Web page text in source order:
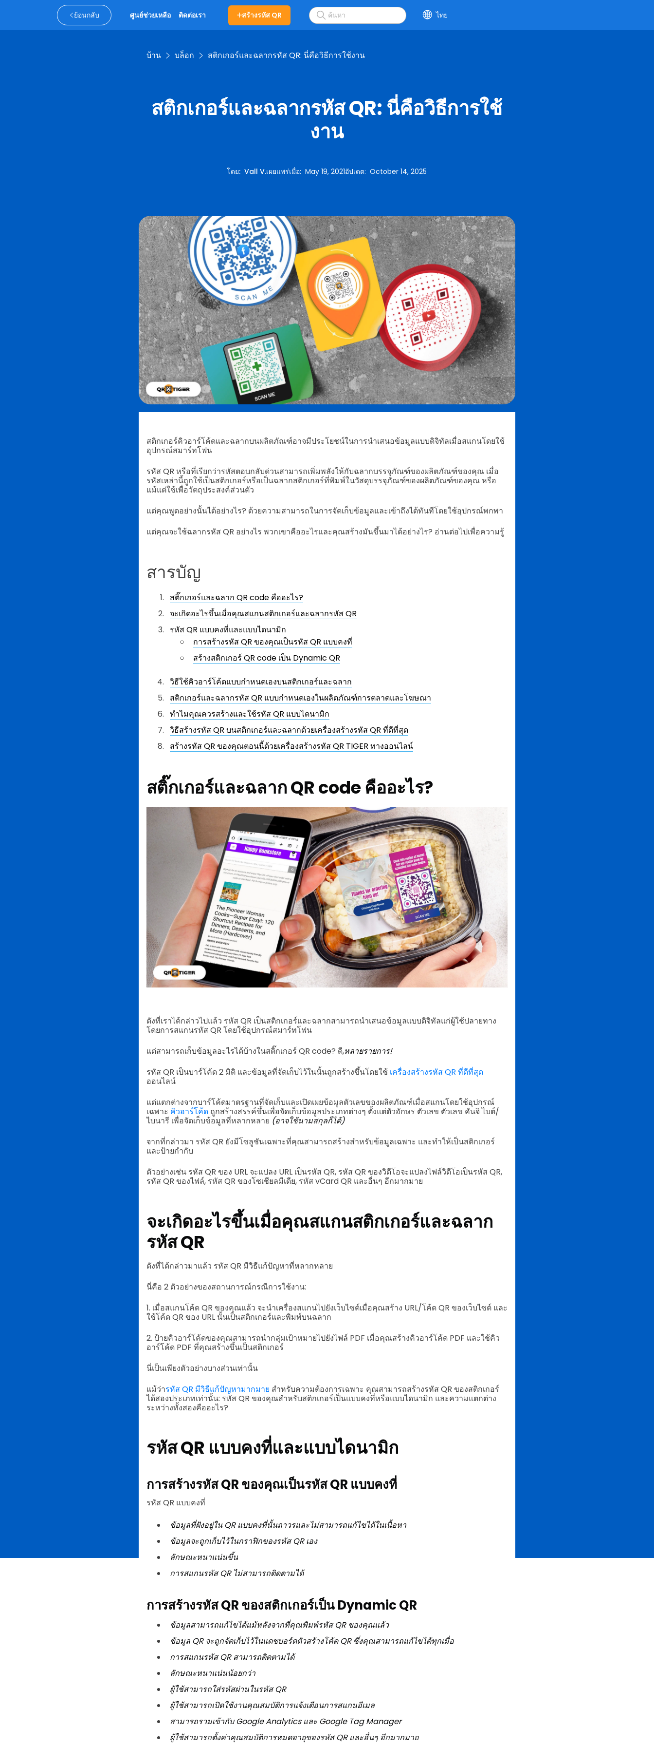
ย้อนกลับ ศูนย์ช่วยเหลือ ติดต่อเรา สร้างรหัส QR ไทย
บ้าน บล็อก สติกเกอร์และฉลากรหัส QR: นี่คือวิธีการใช้งาน
สติกเกอร์และฉลากรหัส QR: นี่คือวิธีการใช้
งาน
โดย:Vall V.เผยแพร่เมื่อ:May 19, 2021อัปเดต:October 14, 2025
สติกเกอร์คิวอาร์โค้ดและฉลากบนผลิตภัณฑ์อาจมีประโยชน์ในการนำเสนอข้อมูลแบบดิจิทัลเมื่อสแกนโดยใช้
อุปกรณ์สมาร์ทโฟน
รหัส QR หรือที่เรียกว่ารหัสตอบกลับด่วนสามารถเพิ่มพลังให้กับฉลากบรรจุภัณฑ์ของผลิตภัณฑ์ของคุณ เมื่อ
รหัสเหล่านี้ถูกใช้เป็นสติกเกอร์หรือเป็นฉลากสติกเกอร์ที่พิมพ์ในวัสดุบรรจุภัณฑ์ของผลิตภัณฑ์ของคุณ หรือ
แม้แต่ใช้เพื่อวัตถุประสงค์ส่วนตัว
แต่คุณพูดอย่างนั้นได้อย่างไร? ด้วยความสามารถในการจัดเก็บข้อมูลและเข้าถึงได้ทันทีโดยใช้อุปกรณ์พกพา
แต่คุณจะใช้ฉลากรหัส QR อย่างไร พวกเขาคืออะไรและคุณสร้างมันขึ้นมาได้อย่างไร? อ่านต่อไปเพื่อความรู้
สารบัญ
สติ๊กเกอร์และฉลาก QR code คืออะไร?
จะเกิดอะไรขึ้นเมื่อคุณสแกนสติกเกอร์และฉลากรหัส QR
รหัส QR แบบคงที่และแบบไดนามิก
การสร้างรหัส QR ของคุณเป็นรหัส QR แบบคงที่
สร้างสติกเกอร์ QR code เป็น Dynamic QR
วิธีใช้คิวอาร์โค้ดแบบกำหนดเองบนสติกเกอร์และฉลาก
สติกเกอร์และฉลากรหัส QR แบบกำหนดเองในผลิตภัณฑ์การตลาดและโฆษณา
ทำไมคุณควรสร้างและใช้รหัส QR แบบไดนามิก
วิธีสร้างรหัส QR บนสติกเกอร์และฉลากด้วยเครื่องสร้างรหัส QR ที่ดีที่สุด
สร้างรหัส QR ของคุณตอนนี้ด้วยเครื่องสร้างรหัส QR TIGER ทางออนไลน์
สติ๊กเกอร์และฉลาก QR code คืออะไร?
ดังที่เราได้กล่าวไปแล้ว รหัส QR เป็นสติกเกอร์และฉลากสามารถนำเสนอข้อมูลแบบดิจิทัลแก่ผู้ใช้ปลายทาง
โดยการสแกนรหัส QR โดยใช้อุปกรณ์สมาร์ทโฟน
แต่สามารถเก็บข้อมูลอะไรได้บ้างในสติ๊กเกอร์ QR code? ดี,หลายรายการ!
รหัส QR เป็นบาร์โค้ด 2 มิติ และข้อมูลที่จัดเก็บไว้ในนั้นถูกสร้างขึ้นโดยใช้เครื่องสร้างรหัส QR ที่ดีที่สุด
ออนไลน์
แต่แตกต่างจากบาร์โค้ดมาตรฐานที่จัดเก็บและเปิดเผยข้อมูลตัวเลขของผลิตภัณฑ์เมื่อสแกนโดยใช้อุปกรณ์
เฉพาะ คิวอาร์โค้ดถูกสร้างสรรค์ขึ้นเพื่อจัดเก็บข้อมูลประเภทต่างๆ ตั้งแต่ตัวอักษร ตัวเลข ตัวเลข คันจิ ไบต์/
ไบนารี เพื่อจัดเก็บข้อมูลที่หลากหลาย (อาจใช้นามสกุลก็ได้)
จากที่กล่าวมา รหัส QR ยังมีโซลูชันเฉพาะที่คุณสามารถสร้างสำหรับข้อมูลเฉพาะ และทำให้เป็นสติกเกอร์
และป้ายกำกับ
ตัวอย่างเช่น รหัส QR ของ URL จะแปลง URL เป็นรหัส QR, รหัส QR ของวิดีโอจะแปลงไฟล์วิดีโอเป็นรหัส QR,
รหัส QR ของไฟล์, รหัส QR ของโซเชียลมีเดีย, รหัส vCard QR และอื่นๆ อีกมากมาย
จะเกิดอะไรขึ้นเมื่อคุณสแกนสติกเกอร์และฉลาก
รหัส QR
ดังที่ได้กล่าวมาแล้ว รหัส QR มีวิธีแก้ปัญหาที่หลากหลาย
นี่คือ 2 ตัวอย่างของสถานการณ์กรณีการใช้งาน:
1. เมื่อสแกนโค้ด QR ของคุณแล้ว จะนำเครื่องสแกนไปยังเว็บไซต์เมื่อคุณสร้าง URL/โค้ด QR ของเว็บไซต์ และ
ใช้โค้ด QR ของ URL นั้นเป็นสติกเกอร์และพิมพ์บนฉลาก
2. ป้ายคิวอาร์โค้ดของคุณสามารถนำกลุ่มเป้าหมายไปยังไฟล์ PDF เมื่อคุณสร้างคิวอาร์โค้ด PDF และใช้คิว
อาร์โค้ด PDF ที่คุณสร้างขึ้นเป็นสติกเกอร์
นี่เป็นเพียงตัวอย่างบางส่วนเท่านั้น
แม้ว่ารหัส QR มีวิธีแก้ปัญหามากมาย สำหรับความต้องการเฉพาะ คุณสามารถสร้างรหัส QR ของสติกเกอร์
ได้สองประเภทเท่านั้น: รหัส QR ของคุณสำหรับสติกเกอร์เป็นแบบคงที่หรือแบบไดนามิก และความแตกต่าง
ระหว่างทั้งสองคืออะไร?
รหัส QR แบบคงที่และแบบไดนามิก
การสร้างรหัส QR ของคุณเป็นรหัส QR แบบคงที่
รหัส QR แบบคงที่
ข้อมูลที่ฝังอยู่ใน QR แบบคงที่นั้นถาวรและไม่สามารถแก้ไขได้ในเนื้อหา
ข้อมูลจะถูกเก็บไว้ในกราฟิกของรหัส QR เอง
ลักษณะหนาแน่นขึ้น
การสแกนรหัส QR ไม่สามารถติดตามได้
การสร้างรหัส QR ของสติกเกอร์เป็น Dynamic QR
ข้อมูลสามารถแก้ไขได้แม้หลังจากที่คุณพิมพ์รหัส QR ของคุณแล้ว
ข้อมูล QR จะถูกจัดเก็บไว้ในแดชบอร์ดตัวสร้างโค้ด QR ซึ่งคุณสามารถแก้ไขได้ทุกเมื่อ
การสแกนรหัส QR สามารถติดตามได้
ลักษณะหนาแน่นน้อยกว่า
ผู้ใช้สามารถใส่รหัสผ่านในรหัส QR
ผู้ใช้สามารถเปิดใช้งานคุณสมบัติการแจ้งเตือนการสแกนอีเมล
สามารถรวมเข้ากับ Google Analytics และ Google Tag Manager
ผู้ใช้สามารถตั้งค่าคุณสมบัติการหมดอายุของรหัส QR และอื่นๆ อีกมากมาย